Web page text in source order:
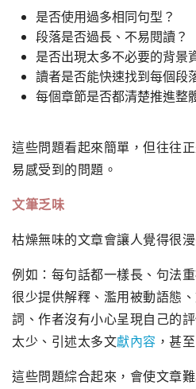
是否使用過多相同句型？
段落是否過長、不易閱讀？
是否出現太多不必要的背景
讀者是否能快速找到每個段
每個章節是否都清楚推進整
這些問題看起來簡單，但往往
易感受到的問題。
文筆乏味
枯燥無味的文章會讓人覺得很漫
例如：每句話都一樣長、句法
很少提供解釋、濫用被動語態
詞、作者沒有小心呈現自己的
太少、引述太多文獻內容 ，甚
這些問題綜合起來，會使文章